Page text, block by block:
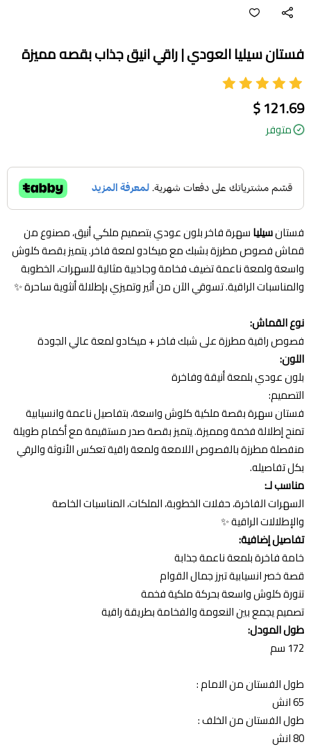
فستان سيليا العودي | راقي انيق جذاب بقصه مميزة
121.69 $
متوفر
فستانسيلياسهرة فاخر بلون عودي بتصميم ملكي أنيق، مصنوع من
قماش فصوص مطرزة بشبك مع ميكادو لمعة فاخر. يتميز بقصة كلوش
واسعة ولمعة ناعمة تضيف فخامة وجاذبية مثالية للسهرات، الخطوبة
والمناسبات الراقية. تسوقي الآن من أثير وتميزي بإطلالة أنثوية ساحرة ✨
نوع القماش:
فصوص راقية مطرزة على شبك فاخر + ميكادو لمعة عالي الجودة
اللون:
بلون عودي بلمعة أنيقة وفاخرة
التصميم:
فستان سهرة بقصة ملكية كلوش واسعة، بتفاصيل ناعمة وانسيابية
تمنح إطلالة فخمة ومميزة. يتميز بقصة صدر مستقيمة مع أكمام طويلة
منفصلة مطرزة بالفصوص اللامعة ولمعة راقية تعكس الأنوثة والرقي
بكل تفاصيله.
مناسب لـ:
السهرات الفاخرة، حفلات الخطوبة، الملكات، المناسبات الخاصة
والإطلالات الراقية ✨
تفاصيل إضافية:
خامة فاخرة بلمعة ناعمة جذابة
قصة خصر انسيابية تبرز جمال القوام
تنورة كلوش واسعة بحركة ملكية فخمة
تصميم يجمع بين النعومة والفخامة بطريقة راقية
طول المودل:
172 سم
طول الفستان من الامام :
65 انش
طول الفستان من الخلف :
80 انش